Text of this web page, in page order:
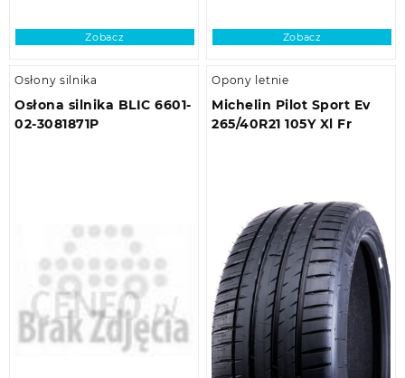
Zobacz Zobacz
Osłony silnika
Osłona silnika BLIC 6601-
02-3081871P
Opony letnie
Michelin Pilot Sport Ev
265/40R21 105Y Xl Fr